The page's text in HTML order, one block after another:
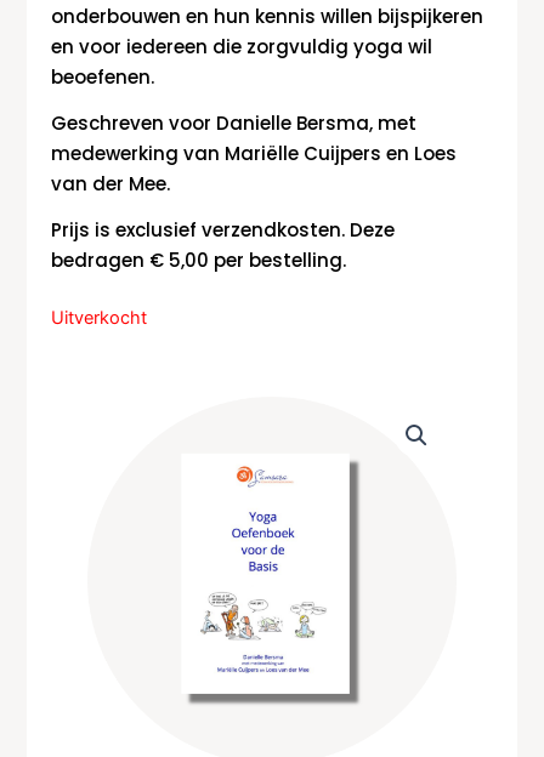
onderbouwen en hun kennis willen bijspijkeren
en voor iedereen die zorgvuldig yoga wil
beoefenen.
Geschreven voor Danielle Bersma, met
medewerking van Mariëlle Cuijpers en Loes
van der Mee.
Prijs is exclusief verzendkosten. Deze
bedragen € 5,00 per bestelling.
Uitverkocht